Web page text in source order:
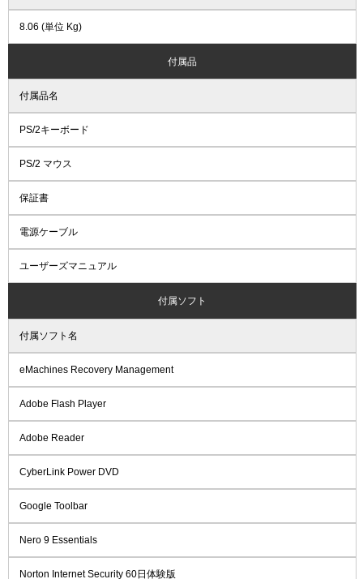
8.06 (単位 Kg)
付属品
付属品名
PS/2キーボード
PS/2 マウス
保証書
電源ケーブル
ユーザーズマニュアル
付属ソフト
付属ソフト名
eMachines Recovery Management
Adobe Flash Player
Adobe Reader
CyberLink Power DVD
Google Toolbar
Nero 9 Essentials
Norton Internet Security 60日体験版